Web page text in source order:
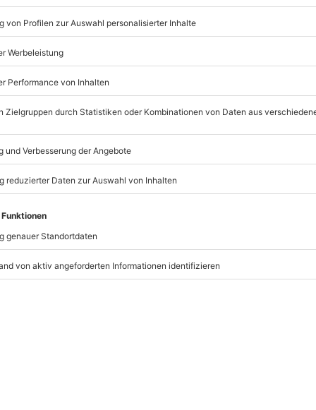
Farbpass
Anzahl der Teilnehmer
Bestimmung des jeweiligen
Erstellung eines
immer:Unsere Geschenkboxen